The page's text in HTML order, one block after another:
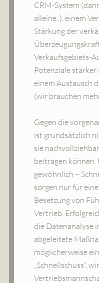
CRM-System
alleine..), einem
Stärkung der
Verkaufsgebiets-
Potenziale stärker
einem Austausch
(wir brauchen
Gegen die
ist grundsätzlich
sie
beitragen können.
gewöhnlich –
sorgen nur für
Besetzung von
Vertrieb.
die Datenanalyse
abgeleitete
möglicherweise
„Schnellschuss“,